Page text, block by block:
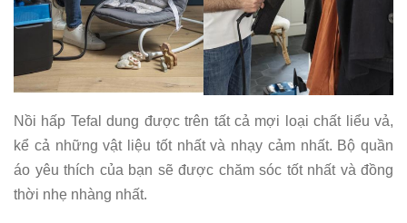
Nồi hấp Tefal dung được trên tất cả mợi loại chất liểu vả,
kể cả những vật liệu tốt nhất và nhạy cảm nhất. Bộ quần
áo yêu thích của bạn sẽ được chăm sóc tốt nhất và đồng
thời nhẹ nhàng nhất.